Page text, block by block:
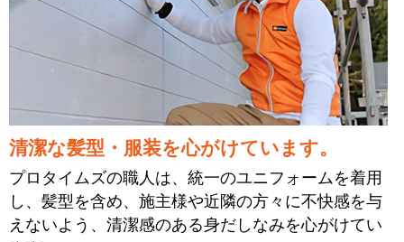
清潔な髪型・服装を心がけています。
プロタイムズの職人は、統一のユニフォームを着用
し、髪型を含め、施主様や近隣の方々に不快感を与
えないよう、清潔感のある身だしなみを心がけてい